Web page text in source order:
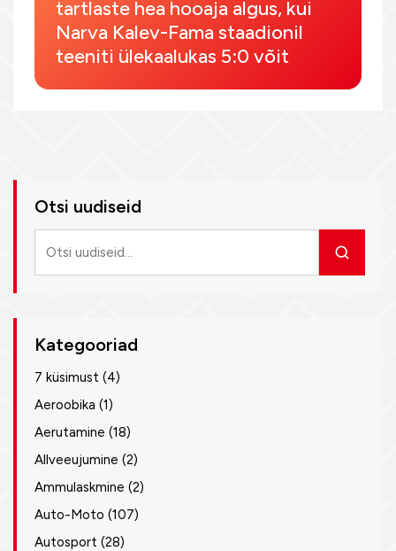
tartlaste hea hooaja algus, kui
Narva Kalev-Fama staadionil
teeniti ülekaalukas 5:0 võit
Otsi uudiseid
uudiseid
Kategooriad
7 küsimust (4)
Aeroobika (1)
Aerutamine (18)
Allveeujumine (2)
Ammulaskmine (2)
Auto-Moto (107)
Autosport (28)